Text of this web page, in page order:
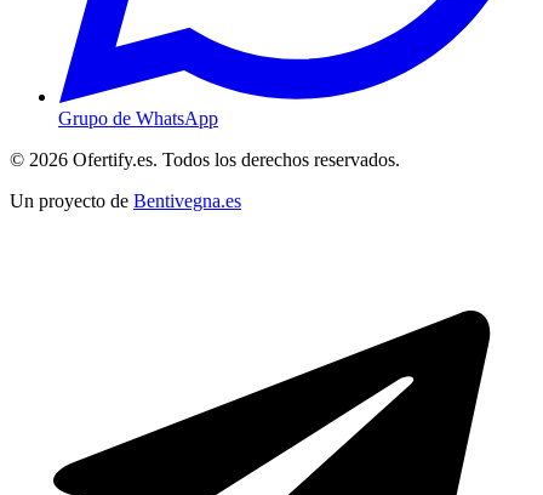
Grupo de WhatsApp
© 2026 Ofertify.es. Todos los derechos reservados.
Un proyecto de Bentivegna.es